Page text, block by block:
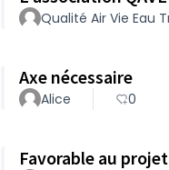
Qualité Air Vie Eau
Axe nécessaire
Alice 0
Favorable au projet